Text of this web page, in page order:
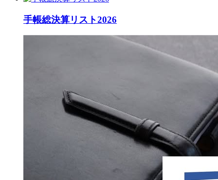
手帳総決算リスト2026